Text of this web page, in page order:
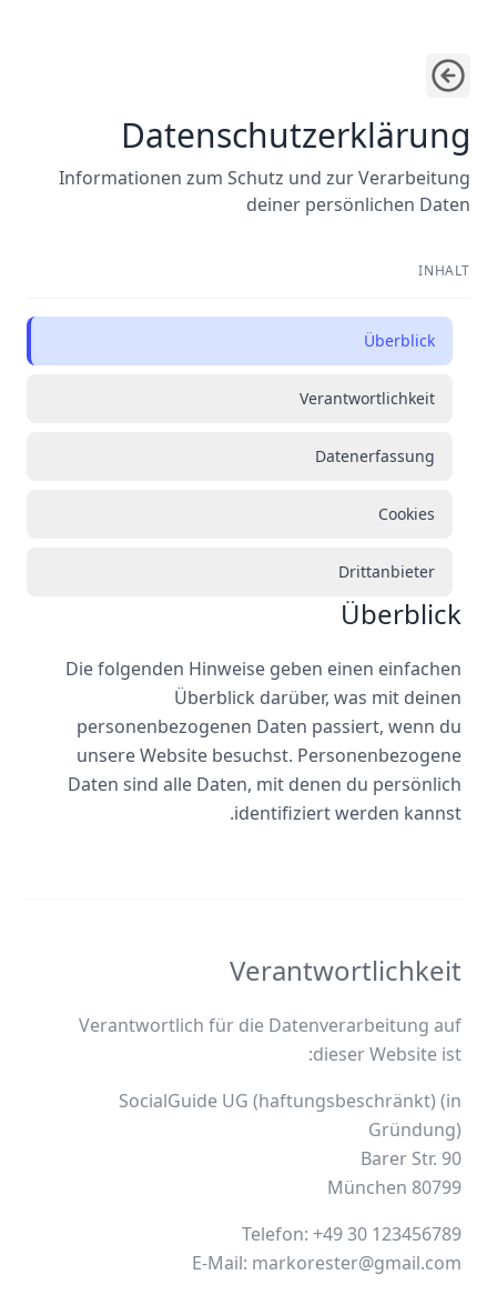
Datenschutzerklärung
Informationen zum Schutz und zur Verarbeitung
deiner persönlichen Daten
INHALT
Überblick
Verantwortlichkeit
Datenerfassung
Cookies
Drittanbieter
Überblick
Die folgenden Hinweise geben einen einfachen
Überblick darüber, was mit deinen
personenbezogenen Daten passiert, wenn du
unsere Website besuchst. Personenbezogene
Daten sind alle Daten, mit denen du persönlich
identifiziert werden kannst.
Verantwortlichkeit
Verantwortlich für die Datenverarbeitung auf
dieser Website ist:
SocialGuide UG (haftungsbeschränkt) (in
80799 München
E-Mail: markorester@gmail.com